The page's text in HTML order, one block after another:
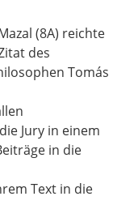
(8A) reichte
des
Tomás
Jury in einem
in die
Text in die